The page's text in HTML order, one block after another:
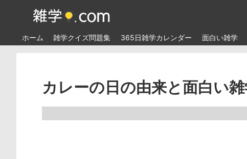
ホーム 雑学クイズ問題集 365日雑学カレンダー 面白い雑学
カレーの日の由来と面白い